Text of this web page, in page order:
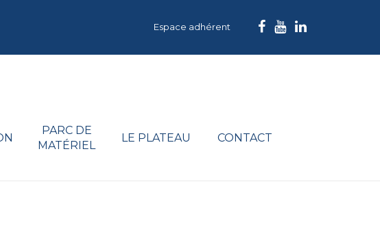
Espace adhérent
PARC DE
MATÉRIEL
LE PLATEAU CONTACT